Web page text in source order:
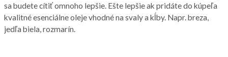
sa budete cítiť omnoho lepšie. Ešte lepšie ak pridáte do kúpeľa
kvalitné esenciálne oleje vhodné na svaly a kĺby. Napr. breza,
jedľa biela, rozmarín.